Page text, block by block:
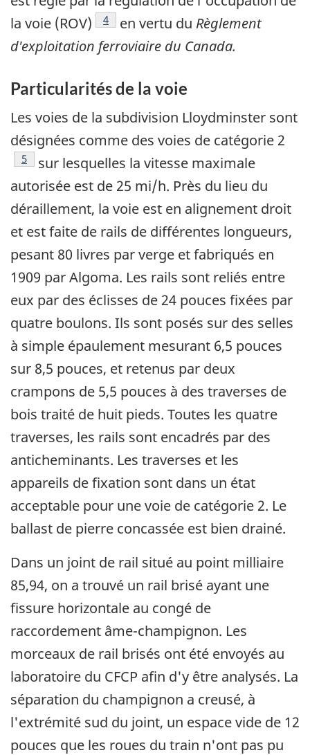
la voie (ROV)
Note de bas de page
4 en vertu du Règlement
d'exploitation ferroviaire du Canada.
Particularités de la voie
Les voies de la subdivision Lloydminster sont
désignées comme des voies de catégorie 2
Note de bas de page
5
sur lesquelles la vitesse maximale
autorisée est de 25 mi/h. Près du lieu du
déraillement, la voie est en alignement droit
et est faite de rails de différentes longueurs,
pesant 80 livres par verge et fabriqués en
1909 par Algoma. Les rails sont reliés entre
eux par des éclisses de 24 pouces fixées par
quatre boulons. Ils sont posés sur des selles
à simple épaulement mesurant 6,5 pouces
sur 8,5 pouces, et retenus par deux
crampons de 5,5 pouces à des traverses de
bois traité de huit pieds. Toutes les quatre
traverses, les rails sont encadrés par des
anticheminants. Les traverses et les
appareils de fixation sont dans un état
acceptable pour une voie de catégorie 2. Le
ballast de pierre concassée est bien drainé.
Dans un joint de rail situé au point milliaire
85,94, on a trouvé un rail brisé ayant une
fissure horizontale au congé de
raccordement âme-champignon. Les
morceaux de rail brisés ont été envoyés au
laboratoire du CFCP afin d'y être analysés. La
séparation du champignon a creusé, à
l'extrémité sud du joint, un espace vide de 12
pouces que les roues du train n'ont pas pu